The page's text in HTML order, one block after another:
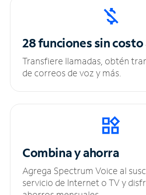
28 funciones sincosto
Transfiere llamadas, obtén
de correos de voz y más.
Combina y ahorra
Agrega Spectrum Voice al
servicio de Internet o TV y